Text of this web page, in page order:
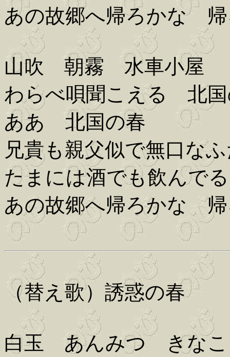
あの故郷へ帰ろかな
山吹 朝霧 水車小屋
わらべ唄聞こえる 北
ああ 北国の春
兄貴も親父似で無口な
たまには酒でも飲んで
あの故郷へ帰ろかな
（替え歌）誘惑の春
白玉 あんみつ きなこ